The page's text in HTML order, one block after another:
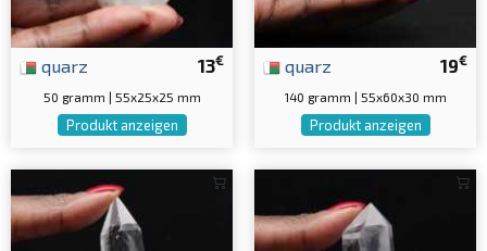
13€
quarz
50 gramm | 55x25x25 mm
Produkt anzeigen
19€
quarz
140 gramm | 55x60x30 mm
Produkt anzeigen